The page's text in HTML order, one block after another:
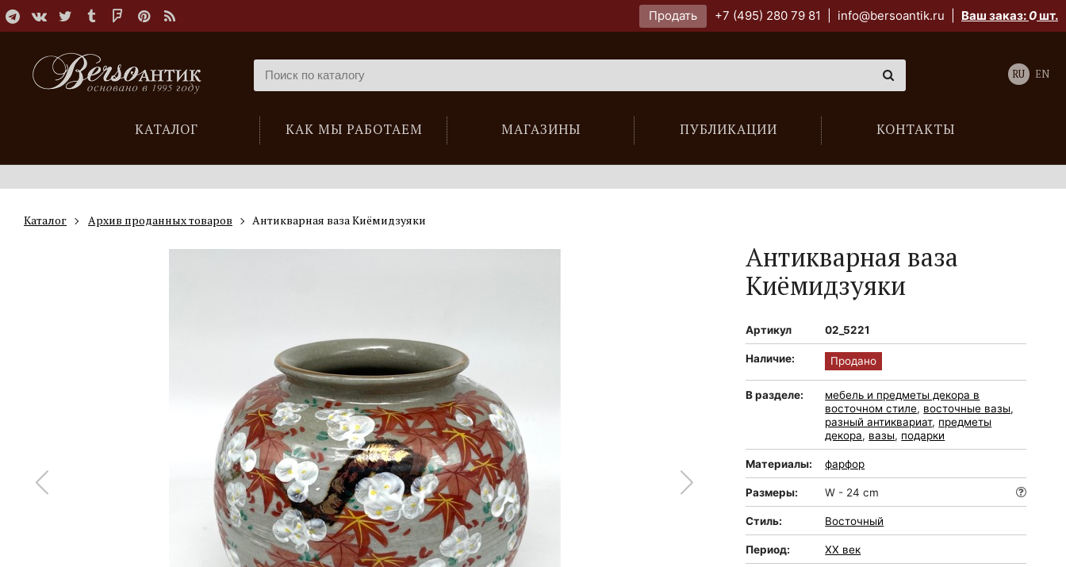
Продать +7 (495) 280 79 81 info@bersoantik.ru Ваш заказ:0шт.
КАТАЛОГ КАК МЫ РАБОТАЕМ МАГАЗИНЫ ПУБЛИКАЦИИ КОНТАКТЫ
RU EN
Каталог Архив проданных товаров Антикварная ваза Киёмидзуяки
Антикварная ваза
Киёмидзуяки
Артикул 02_5221
Наличие: Продано
В разделе:
мебель и предметы декора в
восточном стиле, восточные вазы,
разный антиквариат, предметы
декора, вазы, подарки
Материалы: фарфор
Размеры: W - 24 cm
Стиль: Восточный
Период: XX век